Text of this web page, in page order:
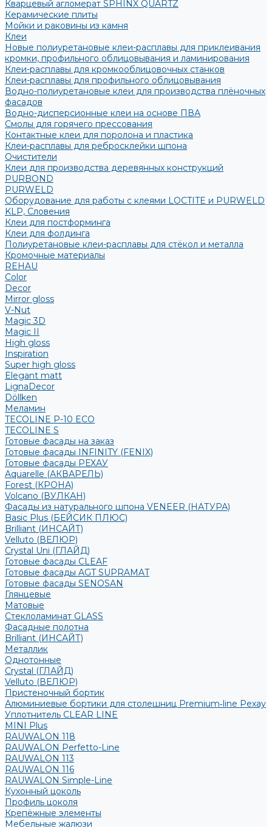
Кварцевый агломерат SPHINX QUARTZ
Керамические плиты
Мойки и раковины из камня
Клеи
Новые полиуретановые клеи-расплавы для приклеивания
кромки, профильного облицовывания и ламинирования
Клеи-расплавы для кромкооблицовочных станков
Клеи-расплавы для профильного облицовывания
Водно-полиуретановые клеи для производства плёночных
фасадов
Водно-дисперсионные клеи на основе ПВА
Смолы для горячего прессования
Контактные клеи для поролона и пластика
Клеи-расплавы для ребросклейки шпона
Очистители
Клеи для производства деревянных конструкций
PURBOND
PURWELD
Оборудование для работы с клеями LOCTITE и PURWELD
KLP, Словения
Клеи для постформинга
Клеи для фолдинга
Полиуретановые клеи-расплавы для стёкол и металла
Кромочные материалы
REHAU
Color
Decor
Mirror gloss
V-Nut
Magic 3D
Magic II
High gloss
Inspiration
Super high gloss
Elegant matt
LignaDecor
Döllken
Меламин
TECOLINE P-10 ECO
TECOLINE S
Готовые фасады на заказ
Готовые фасады INFINITY (FENIX)
Готовые фасады РЕХАУ
Aquarelle (АКВАРЕЛЬ)
Forest (КРОНА)
Volcano (ВУЛКАН)
Фасады из натурального шпона VENEER (НАТУРА)
Basic Plus (БЕЙСИК ПЛЮС)
Brilliant (ИНСАЙТ)
Velluto (ВЕЛЮР)
Crystal Uni (ГЛАЙД)
Готовые фасады CLEAF
Готовые фасады AGT SUPRAMAT
Готовые фасады SENOSAN
Глянцевые
Матовые
Стеклоламинат GLASS
Фасадные полотна
Brilliant (ИНСАЙТ)
Металлик
Однотонные
Crystal (ГЛАЙД)
Velluto (ВЕЛЮР)
Пристеночный бортик
Алюминиевые бортики для столешниц Premium‑line Рехау
Уплотнитель CLEAR LINE
MINI Plus
RAUWALON 118
RAUWALON Perfetto-Line
RAUWALON 113
RAUWALON 116
RAUWALON Simple-Line
Кухонный цоколь
Профиль цоколя
Крепёжные элементы
Мебельные жалюзи